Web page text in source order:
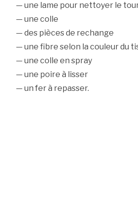
— une lame pour nettoyer le
— une colle
— des pièces de rechange
— une fibre selon la couleur du
— une colle en spray
— une poire à lisser
— un fer à repasser.